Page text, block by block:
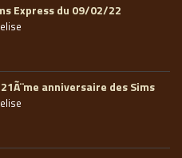
Express du 09/02/22
anniversaire des Sims